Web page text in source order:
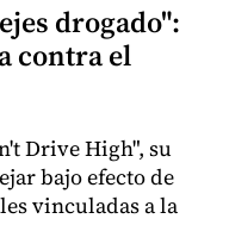
drogado":
contra el
Drive High", su
bajo efecto de
vinculadas a la